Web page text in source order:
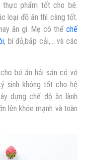
thực phẩm tốt cho bé.
loại đồ ăn thì càng tốt.
ăn gì. Mẹ có thể chế
, bí đỏ,bắp cải,… và các
bé ăn hải sản có vỏ
sinh không tốt cho hệ
dựng chế độ ăn lành
lên khỏe mạnh và toàn